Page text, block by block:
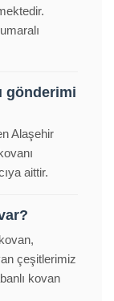
gönderimi
Alaşehir
aittir.
çeşitlerimiz
kovan